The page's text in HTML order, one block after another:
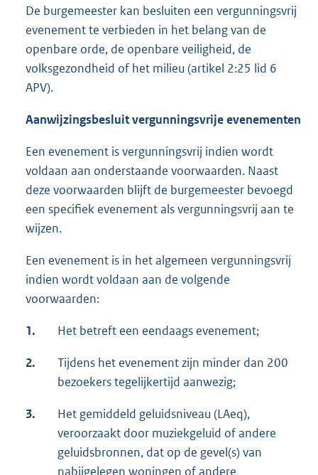
De burgemeester kan besluiten een vergunningsvrij
evenement te verbieden in het belang van de
openbare orde, de openbare veiligheid, de
volksgezondheid of het milieu (artikel 2:25 lid 6
APV).
Aanwijzingsbesluit vergunningsvrije evenementen
Een evenement is vergunningsvrij indien wordt
voldaan aan onderstaande voorwaarden. Naast
deze voorwaarden blijft de burgemeester bevoegd
een specifiek evenement als vergunningsvrij aan te
wijzen.
Een evenement is in het algemeen vergunningsvrij
indien wordt voldaan aan de volgende
voorwaarden:
1. Het betreft een eendaags evenement;
2.
Tijdens het evenement zijn minder dan 200
bezoekers tegelijkertijd aanwezig;
3.
Het gemiddeld geluidsniveau (LAeq),
veroorzaakt door muziekgeluid of andere
geluidsbronnen, dat op de gevel(s) van
nabijgelegen woningen of andere